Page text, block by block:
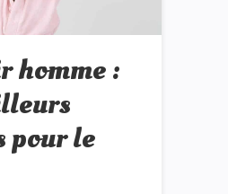
homme :
pour le